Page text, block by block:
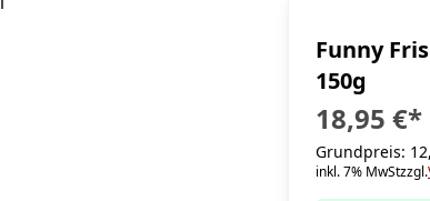
Funny
150g
18,95 €*
Grundpreis:
inkl. 7% MwStzzgl.